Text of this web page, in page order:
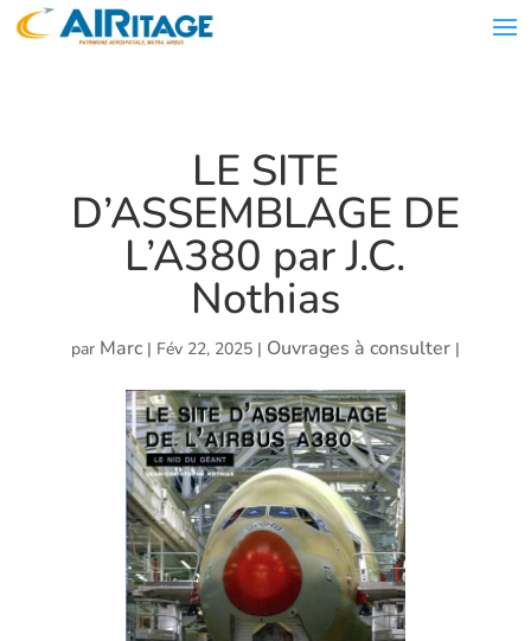
LE SITE
D’ASSEMBLAGE DE
L’A380 par J.C.
Nothias
par Marc| Fév 22, 2025| Ouvrages à consulter|